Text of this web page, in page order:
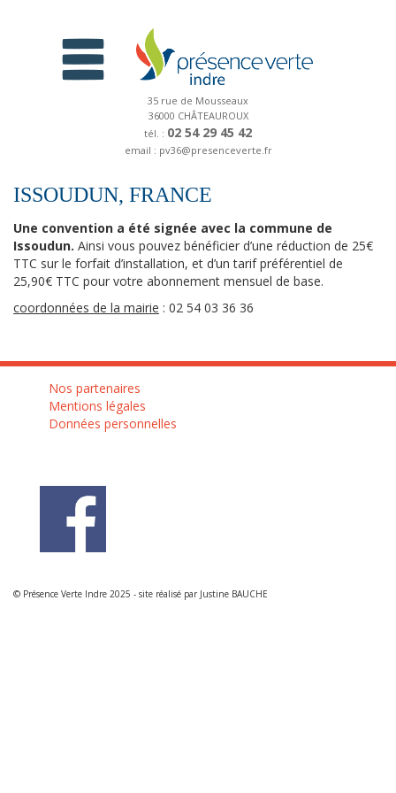
35 rue de Mousseaux
36000 CHÂTEAUROUX
tél. : 02 54 29 45 42
email : pv36@presenceverte.fr
ISSOUDUN, FRANCE
Une convention a été signée avec la commune de
Issoudun. Ainsi vous pouvez bénéficier d’une réduction de 25€
TTC sur le forfait d’installation, et d’un tarif préférentiel de
25,90€ TTC pour votre abonnement mensuel de base.
coordonnées de la mairie : 02 54 03 36 36
Nos partenaires
Mentions légales
Données personnelles
© Présence Verte Indre 2025 - site réalisé par Justine BAUCHE